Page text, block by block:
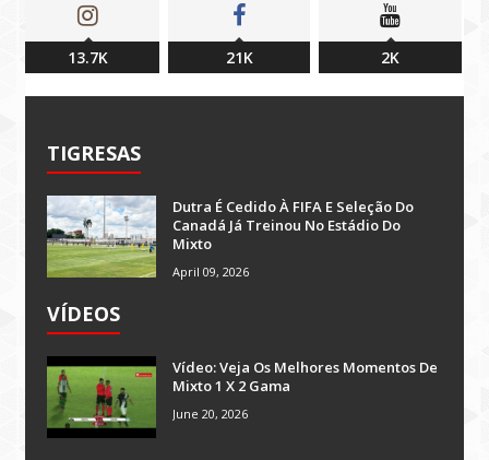
13.7K 21K 2K
TIGRESAS
Dutra É Cedido À FIFA E Seleção Do
Canadá Já Treinou No Estádio Do
Mixto
April 09, 2026
VÍDEOS
Vídeo: Veja Os Melhores Momentos De
Mixto 1 X 2 Gama
June 20, 2026